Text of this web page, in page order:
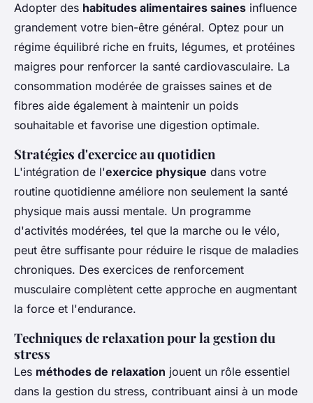
Adopter des habitudes alimentaires saines influence
grandement votre bien-être général. Optez pour un
régime équilibré riche en fruits, légumes, et protéines
maigres pour renforcer la santé cardiovasculaire. La
consommation modérée de graisses saines et de
fibres aide également à maintenir un poids
souhaitable et favorise une digestion optimale.
Stratégies d'exercice au quotidien
L'intégration de l'exercice physique dans votre
routine quotidienne améliore non seulement la santé
physique mais aussi mentale. Un programme
d'activités modérées, tel que la marche ou le vélo,
peut être suffisante pour réduire le risque de maladies
chroniques. Des exercices de renforcement
musculaire complètent cette approche en augmentant
la force et l'endurance.
Techniques de relaxation pour la gestion du
stress
Les méthodes de relaxation jouent un rôle essentiel
dans la gestion du stress, contribuant ainsi à un mode